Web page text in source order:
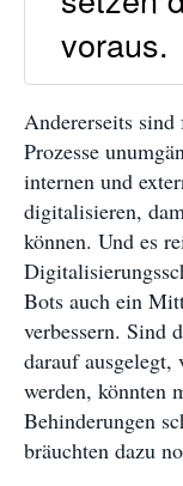
voraus.
Andererseits
Prozesse
internen und
digitalisieren,
können. Und es
Bots auch ein
verbessern. Sind
darauf ausgelegt,
werden, könnten
Behinderungen
bräuchten dazu